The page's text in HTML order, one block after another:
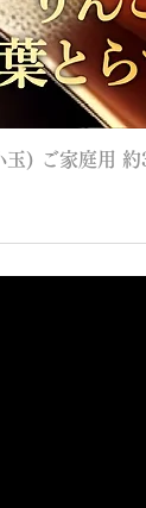
玉) ご家庭用